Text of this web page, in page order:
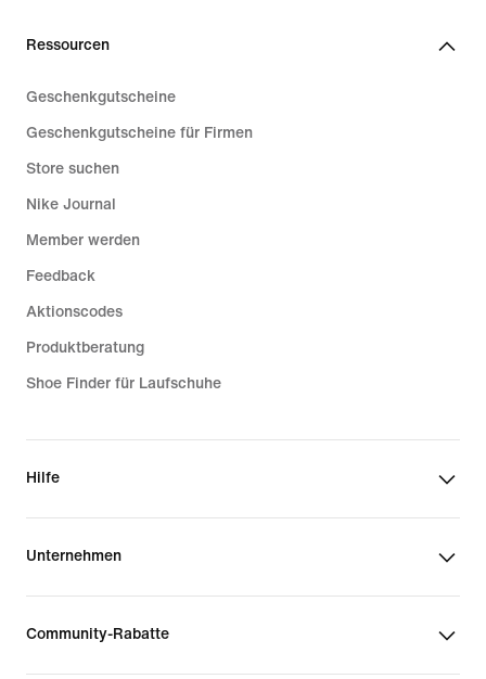
Ressourcen
Geschenkgutscheine
Geschenkgutscheine für Firmen
Store suchen
Nike Journal
Member werden
Feedback
Aktionscodes
Produktberatung
Shoe Finder für Laufschuhe
Hilfe
Unternehmen
Community-Rabatte